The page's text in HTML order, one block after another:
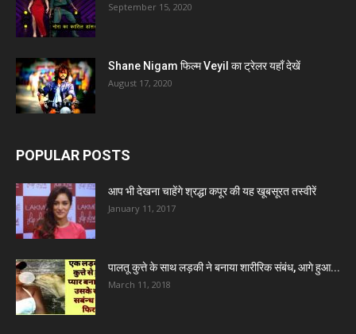
September 15, 2020
Shane Nigam फिल्म Veyil का ट्रेलर यहाँ देखें
August 17, 2020
POPULAR POSTS
आप भी देखना चाहेंगे श्रद्धा कपूर की यह खूबसूरत तस्वीरें
January 11, 2017
पालतू कुत्ते के साथ लड़की ने बनाया शारीरिक संबंध, आगे हुआ...
March 11, 2018